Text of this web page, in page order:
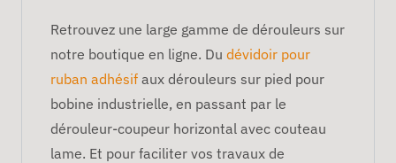
Retrouvez une large gamme de dérouleurs sur
notre boutique en ligne. Du dévidoir pour
ruban adhésif aux dérouleurs sur pied pour
bobine industrielle, en passant par le
dérouleur-coupeur horizontal avec couteau
lame. Et pour faciliter vos travaux de